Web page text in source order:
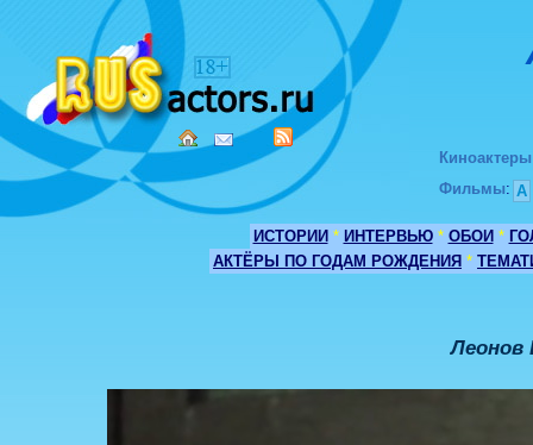
Киноактеры
Фильмы: А
ИСТОРИИ * ИНТЕРВЬЮ * ОБОИ *
АКТЁРЫ ПО ГОДАМ РОЖДЕНИЯ *
Леонов